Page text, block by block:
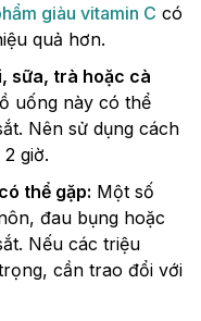
giàu vitamin C có
quả hơn.
sữa, trà hoặc cà
uống này có thể
Nên sử dụng cách
giờ.
thể gặp: Một số
đau bụng hoặc
Nếu các triệu
cần trao đổi với